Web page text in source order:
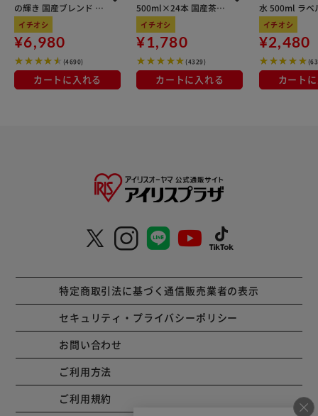
の輝き 国産ブレンド 5
kg×3袋
イチオシ
¥6,980
(4690)
カートに入れる
500ml×24本 国産茶葉
100％使用
イチオシ
¥1,780
(4329)
カートに入れる
水 500ml ラベ
イチオシ
¥2,480
カート
特定商取引法に基づく通信販売業者の表示
セキュリティ・プライバシーポリシー
お問い合わせ
ご利用方法
ご利用規約